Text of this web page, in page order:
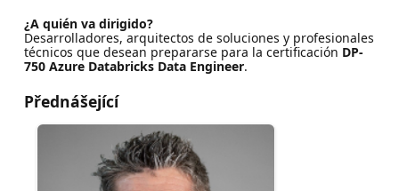
¿A quién va dirigido?
Desarrolladores, arquitectos de soluciones y profesionales
técnicos que desean prepararse para la certificación DP-
750 Azure Databricks Data Engineer.
Přednášející